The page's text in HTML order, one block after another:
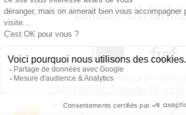
LA CINÉMATHÈQUE · CONTACTS · LETTRE
MENTIONS
La Cinémathèque de Toulouse
La Cinémathèque de Toulouse © 2015. Tous